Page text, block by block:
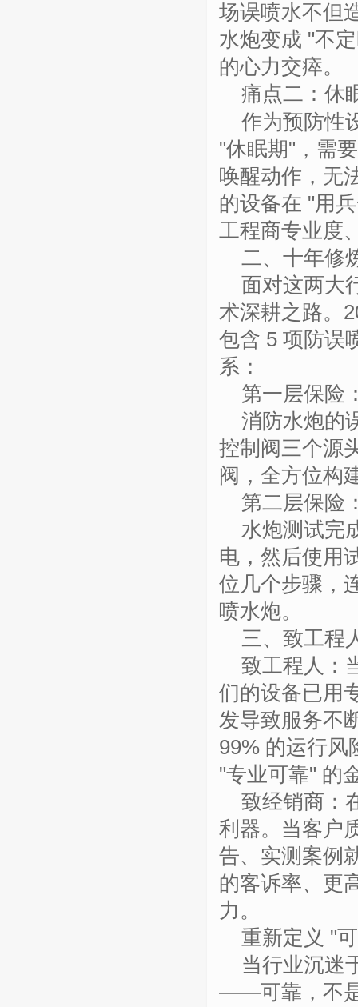
场误喷水不但
水炮变成 "不
的心力交瘁。
痛点二：休
作为预防性
"休眠期" ， 需
唤醒动作 ，无
的设备在 "用
工程商专业度
二、 十年修
面对这两大
术深耕之路。
包含 5 项防误
系：
第一层保险
消防水炮的
控制阀三个源
阀，全方位构
第二层保险
水炮测试完
电，然后使用
位几个步骤，
喷水炮。
三、 致工程
致工程 人 ：
们的设备已用
发导致服务不
99% 的运行风
"专业可靠" 的
致经销商：
利器。当客户
告、实测案例
的客诉率、更
力。
重新定义 "
当行业沉迷
——可靠，不